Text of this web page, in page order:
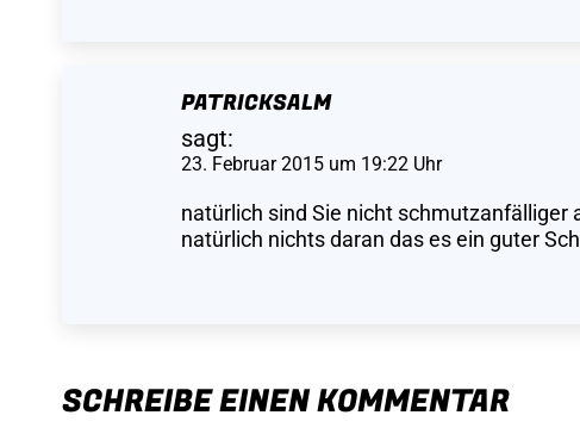
PATRICKSALM
sagt:
23. Februar 2015 um 19:22 Uhr
natürlich sind Sie nicht schmutzanfälliger
natürlich nichts daran das es ein guter
SCHREIBE EINEN KOMMENTAR